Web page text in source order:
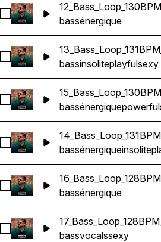
Sélectionnez
bassénergique
Sélectionnez
bassinsoliteplayfulsexy
Sélectionnez
bassénergiquepowerful
Sélectionnez
bassénergiqueinsolite
Sélectionnez
bassénergique
Sélectionnez
bassvocalssexy